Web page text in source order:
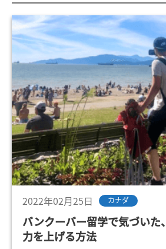
2022年02月25日 カナダ
バンクーバー留学で気づいた
力を上げる方法